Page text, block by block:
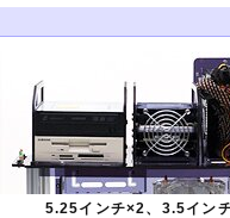
5.25インチ×2、3.5イン